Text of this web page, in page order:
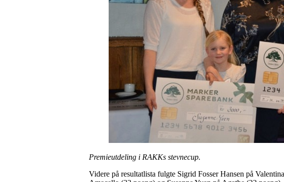
Premieutdeling i RAKKs stevnecup.
Videre på resultatlista fulgte Sigrid Fosser Hansen på